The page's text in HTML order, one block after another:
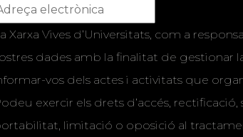
Xarxa Vives d’Universitats, com a
dades amb la finalitat de gestionar
vos dels actes i activitats que
exercir els drets d’accés, rectificació,
limitació o oposició al